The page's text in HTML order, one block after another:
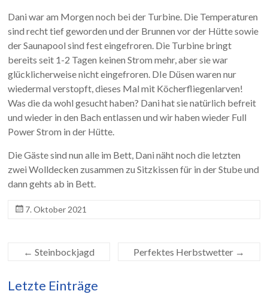
Dani war am Morgen noch bei der Turbine. Die Temperaturen
sind recht tief geworden und der Brunnen vor der Hütte sowie
der Saunapool sind fest eingefroren. Die Turbine bringt
bereits seit 1-2 Tagen keinen Strom mehr, aber sie war
glücklicherweise nicht eingefroren. DIe Düsen waren nur
wiedermal verstopft, dieses Mal mit Köcherfliegenlarven!
Was die da wohl gesucht haben? Dani hat sie natürlich befreit
und wieder in den Bach entlassen und wir haben wieder Full
Power Strom in der Hütte.
Die Gäste sind nun alle im Bett, Dani näht noch die letzten
zwei Wolldecken zusammen zu Sitzkissen für in der Stube und
dann gehts ab in Bett.
7. Oktober 2021
← Steinbockjagd Perfektes Herbstwetter →
Letzte Einträge